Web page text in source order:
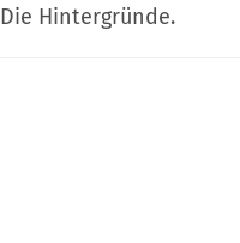
Die Hintergründe.